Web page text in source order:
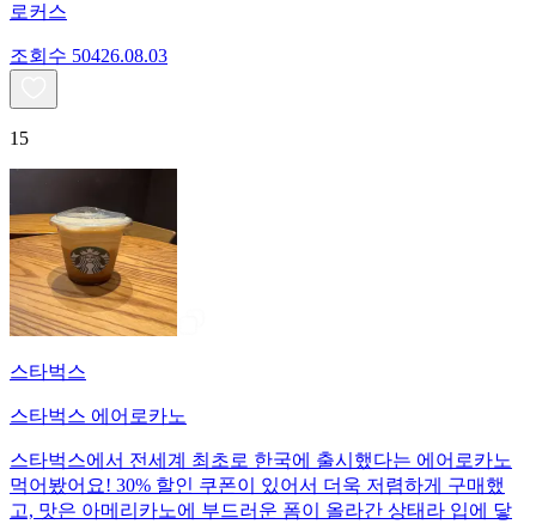
로커스
조회수 50426.08.03
15
스타벅스
스타벅스 에어로카노
스타벅스에서 전세계 최초로 한국에 출시했다는 에어로카노
먹어봤어요! 30% 할인 쿠폰이 있어서 더욱 저렴하게 구매했
고, 맛은 아메리카노에 부드러운 폼이 올라간 상태라 입에 닿